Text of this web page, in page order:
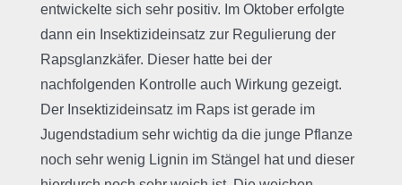
entwickelte sich sehr positiv. Im Oktober erfolgte
dann ein Insektizideinsatz zur Regulierung der
Rapsglanzkäfer. Dieser hatte bei der
nachfolgenden Kontrolle auch Wirkung gezeigt.
Der Insektizideinsatz im Raps ist gerade im
Jugendstadium sehr wichtig da die junge Pflanze
noch sehr wenig Lignin im Stängel hat und dieser